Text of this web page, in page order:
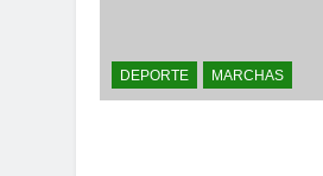
DEPORTE MARCHAS